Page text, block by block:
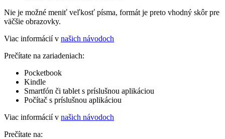
Nie je možné meniť veľkosť písma, formát je preto vhodný skôr pre
väčšie obrazovky.
Viac informácií v našich návodoch
Prečítate na zariadeniach:
Pocketbook
Kindle
Smartfón či tablet s príslušnou aplikáciou
Počítač s príslušnou aplikáciou
Viac informácií v našich návodoch
Prečítate na: